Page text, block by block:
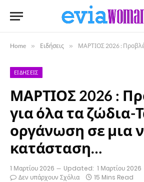
Home » Ειδήσεις » ΜΑΡΤΙΟΣ 2026 : Προβλέψεις για όλα τα
ΕΙΔΉΣΕΙΣ
ΜΑΡΤΙΟΣ 2026 :
για όλα τα ζώδια-
οργάνωση σε μια
κατάσταση…
1 Μαρτίου 2026 Updated: 1 Μαρτίου 2026
Δεν υπάρχουν Σχόλια
15 Mins Read